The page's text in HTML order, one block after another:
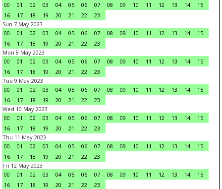
00
01 02 03 04 05 06 07 08 09 10 11 12 13 14
15
16
17 18 19 20 21 22
23
Sun 7 May 2023
00
01 02 03 04 05 06 07 08 09 10 11 12 13 14
15
16
17 18 19 20 21 22
23
Mon 8 May 2023
00
01 02 03 04 05 06 07 08 09 10 11 12 13 14
15
16
17 18 19 20 21 22
23
Tue 9 May 2023
00
01 02 03 04 05 06 07 08 09 10 11 12 13 14
15
16
17 18 19 20 21 22
23
Wed 10 May 2023
00
01 02 03 04 05 06 07 08 09 10 11 12 13 14
15
16
17 18 19 20 21 22
23
Thu 11 May 2023
00
01 02 03 04 05 06 07 08 09 10 11 12 13 14
15
16
17 18 19 20 21 22
23
Fri 12 May 2023
00
01 02 03 04 05 06 07 08 09 10 11 12 13 14
15
16
17 18 19 20 21 22
23